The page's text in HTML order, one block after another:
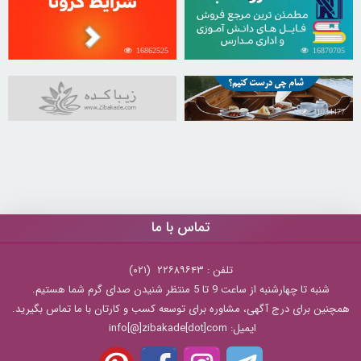
16870705
16862525
31034477
تماس با ما
تلفن : ۲۲۶۸۹۶۴۳ (۰۲۱)
شنبه تا چهارشنبه از ساعت 9 تا 5 منتظر شنیدن صدای گرم شما هستیم.
همچنین برای درج آگهی، مشاوره برای توسعه کسب و کارتان با ما تماس بگیرید.
ایمیل: info[@]zibakade[dot]com